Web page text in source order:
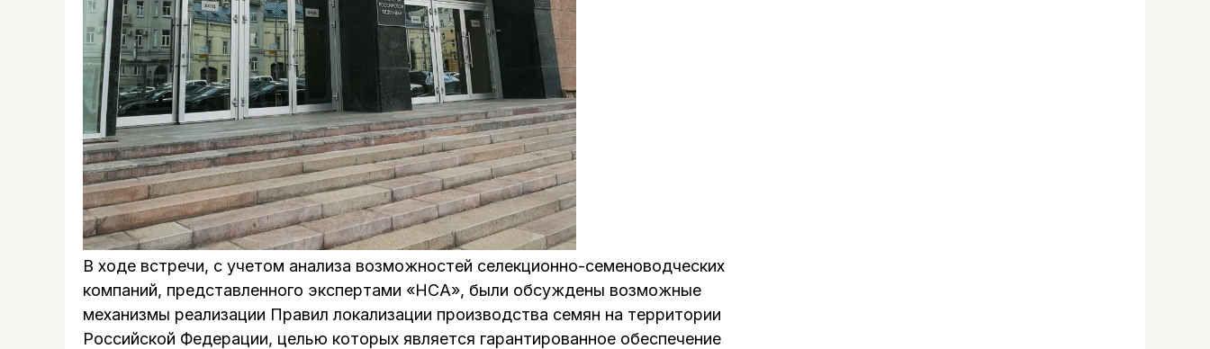
В ходе встречи, с учетом анализа возможностей селекционно-семеноводческих
компаний, представленного экспертами «НСА», были обсуждены возможные
механизмы реализации Правил локализации производства семян на территории
Российской Федерации, целью которых является гарантированное обеспечение